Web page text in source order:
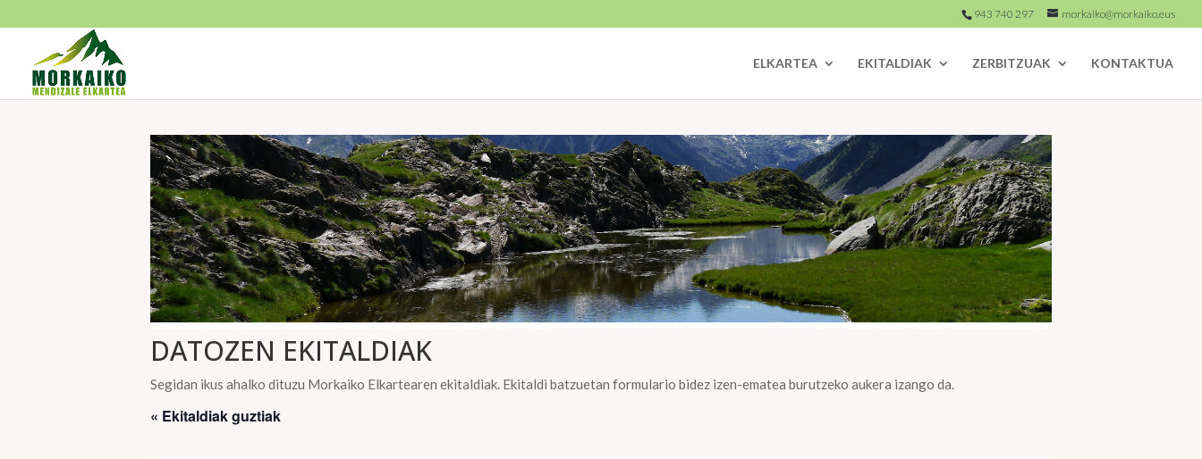
943 740 297 morkaiko@morkaiko.eus
ELKARTEA EKITALDIAK ZERBITZUAK KONTAKTUA
DATOZEN EKITALDIAK
Segidan ikus ahalko dituzu Morkaiko Elkartearen ekitaldiak. Ekitaldi batzuetan formulario bidez izen-ematea burutzeko aukera izango da.
« Ekitaldiak guztiak